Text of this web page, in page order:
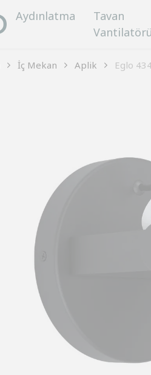
Aydınlatma
Tavan
İç Mekan Aplik Eglo